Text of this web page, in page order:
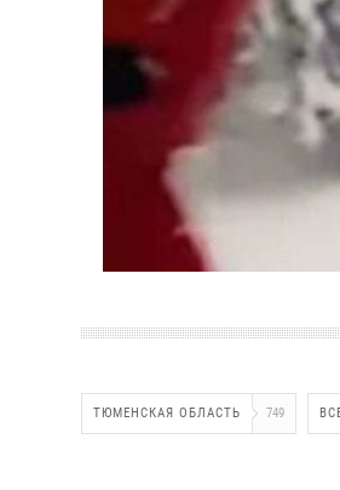
ТЮМЕНСКАЯ ОБЛАСТЬ 749